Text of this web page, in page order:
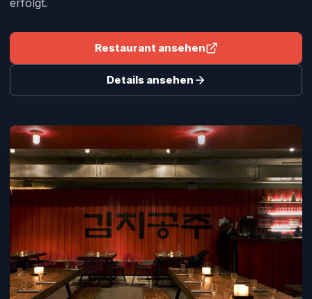
erfolgt.
Restaurant ansehen
Details ansehen